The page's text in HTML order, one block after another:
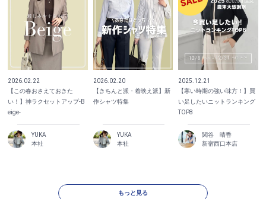
2026.02.22
【この春おさえておきた
い！】神ラクセットアップ-B
eige-
YUKA
本社
2026.02.20
【きちんと派・着映え派】新
作シャツ特集
YUKA
本社
2025.12.21
【寒い時期の強い味方！】買
い足したいニットランキング
TOP8
関谷 晴香
新宿西口本店
もっと見る